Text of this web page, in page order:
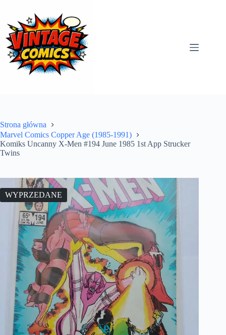
treści
Strona główna
Marvel Comics Copper Age (1985-1991)
Komiks Uncanny X-Men #194 June 1985 1st App Strucker
Twins
WYPRZEDANE